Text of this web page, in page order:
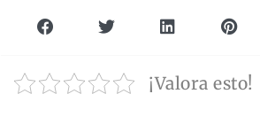
¡Valora esto!